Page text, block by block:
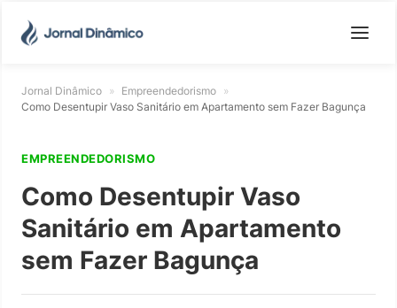
Jornal Dinâmico » Empreendedorismo »
Como Desentupir Vaso Sanitário em Apartamento sem Fazer Bagunça
EMPREENDEDORISMO
Como Desentupir Vaso
Sanitário em Apartamento
sem Fazer Bagunça